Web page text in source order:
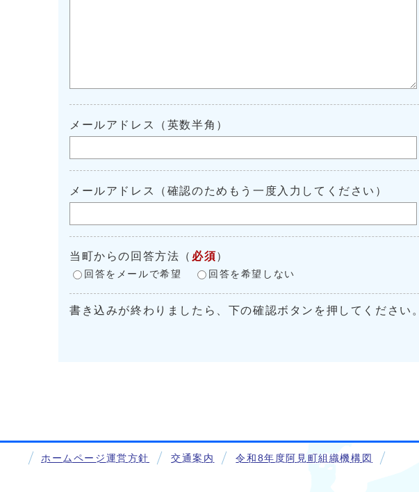
メールアドレス（英数半角）
メールアドレス（確認のためもう一度入力してください）
当町からの回答方法 （ 必須）
回答をメールで希望 回答を希望しない
書き込みが終わりましたら、下の確認ボタンを押してください。
ホームページ運営方針 交通案内 令和8年度阿見町組織機構図